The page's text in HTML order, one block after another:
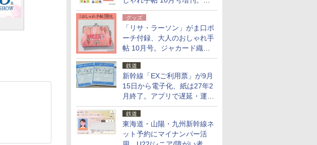
USBケーブルや缶ケースなど
グッズ
「リサ・ラーソン」がま口ポ
ーチ付録、大人のおしゃれ手
帖 10月号。ジャカード織の
北欧猫デザイン
鉄道
新幹線「EXご利用票」が9月
15日から電子化、紙は27年2
月終了。アプリで遅延・運休
も確認可能に
鉄道
東海道・山陽・九州新幹線ネ
ット予約にマイナンバー活